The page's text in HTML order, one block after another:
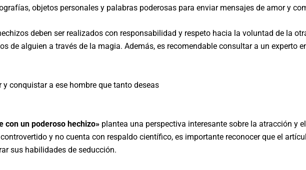
objetos personales y palabras poderosas para enviar mensajes de amor y
deben ser realizados con responsabilidad y respeto hacia la voluntad de la
de alguien a través de la magia. Además, es recomendable consultar a un experto
conquistar a ese hombre que tanto deseas
con un poderoso hechizo» plantea una perspectiva interesante sobre la atracción y
y no cuenta con respaldo científico, es importante reconocer que el
sus habilidades de seducción.